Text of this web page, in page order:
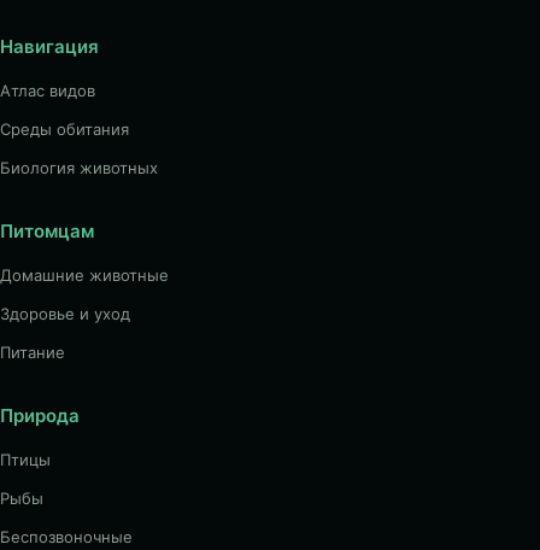
Навигация
Атлас видов
Среды обитания
Биология животных
Питомцам
Домашние животные
Здоровье и уход
Питание
Природа
Птицы
Рыбы
Беспозвоночные